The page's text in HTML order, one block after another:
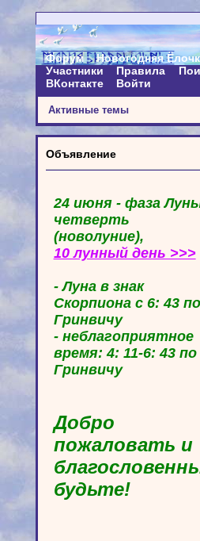
Форум
Новогодняя
Участники
Правила
ВКонтакте
Войти
Активные темы
Объявление
24 июня - фаза
четверть
(новолуние),
10 лунный день >>>
- Луна в знак
Скорпиона с 6: 43 по
Гринвичу
- неблагоприятное
время: 4: 11-6: 43 по
Гринвичу
Добро
пожаловать и
будьте!